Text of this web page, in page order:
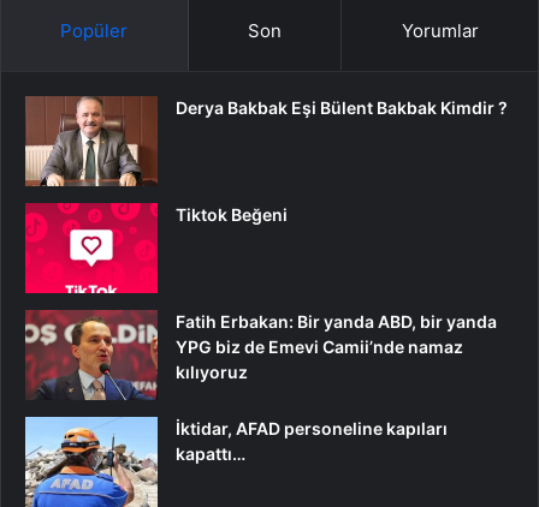
Popüler Son Yorumlar
Derya Bakbak Eşi Bülent Bakbak Kimdir ?
Tiktok Beğeni
Fatih Erbakan: Bir yanda ABD, bir yanda
YPG biz de Emevi Camii’nde namaz
kılıyoruz
İktidar, AFAD personeline kapıları
kapattı…